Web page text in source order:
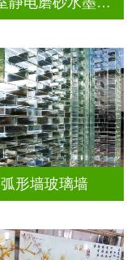
弧形墙玻璃墙